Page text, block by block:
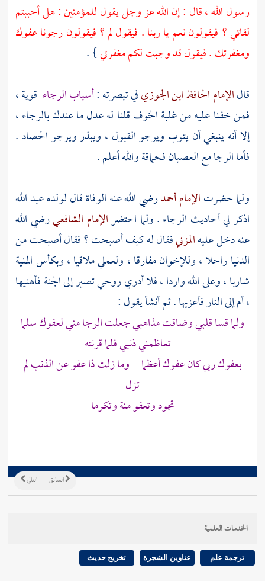
رسول الله ، قال : إن الله عز وجل يقول للمؤمنين : هل أحببتم
لقائي ؟ فيقولون نعم يا ربنا . فيقول لم ؟ فيقولون رجونا عفوك
ومغفرتك . فيقول قد وجبت لكم مغفرتي} .
قالالإمام الحافظ ابن الجوزيفي تبصرته :أسباب الرجاء قوية ،
فمن خفنا عليه من غلبة الخوف قلنا له عدل ما عندك بالرجاء ،
إلا أنه ينبغي أن يتوب ويرجو القبول ، ويبذر ويرجو الحصاد .
فأما الرجا مع العصيان فحماقة والله أعلم .
ولما حضرتالإمام أحمدرضي الله عنه الوفاة قال لولدهعبد الله
اذكر لي أحاديث الرجاء . ولما احتضرالإمام الشافعيرضي الله
عنه دخل عليهالمزنيفقال له كيف أصبحت ؟ فقال أصبحت من
الدنيا راحلا ، وللإخوان مفارقا ، ولعملي ملاقيا ، وبكأس المنية
شاربا ، وعلى الله واردا ، فلا أدري روحي تصير إلى الجنة فأهنيها
، أم إلى النار فأعزيها . ثم أنشأ يقول :
ولما قسا قلبي وضاقت مذاهبي جعلت الرجا مني لعفوك سلما
تعاظمني ذنبي فلما قرنته
بعفوك ربي كان عفوك أعظما وما زلت ذا عفو عن الذنب لم
تزل
تجود وتعفو منة وتكرما
التالي السابق
الخدمات العلمية
ترجمة علم عناوين الشجرة تخريج حديث